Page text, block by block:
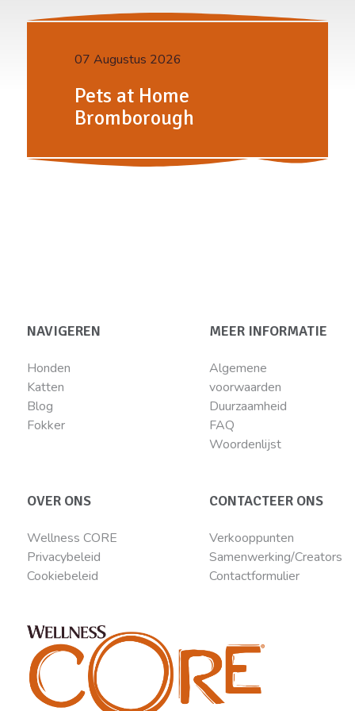
07 Augustus 2026
Pets at Home
Bromborough
NAVIGEREN
Honden
Katten
Blog
Fokker
MEER INFORMATIE
Algemene
voorwaarden
Duurzaamheid
FAQ
Woordenlijst
OVER ONS
Wellness CORE
Privacybeleid
Cookiebeleid
CONTACTEER ONS
Verkooppunten
Samenwerking/Creators
Contactformulier